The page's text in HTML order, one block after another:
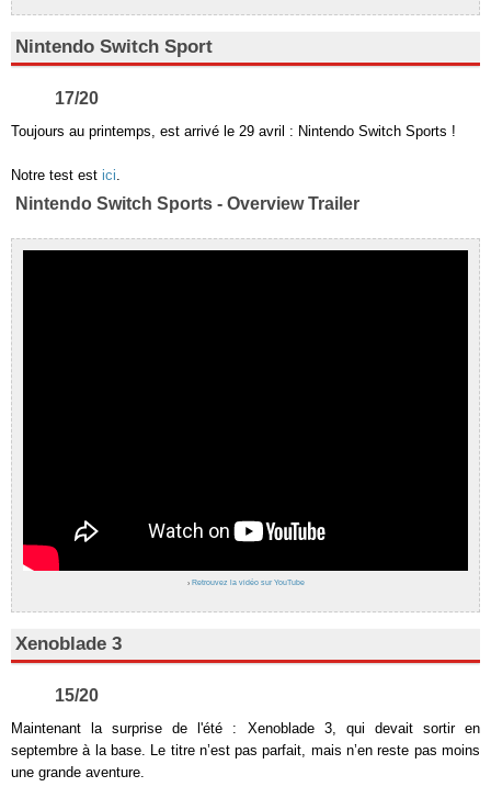
Nintendo Switch Sport
17/20
Toujours au printemps, est arrivé le 29 avril : Nintendo Switch Sports !
Notre test est ici.
Nintendo Switch Sports - Overview Trailer
› Retrouvez la vidéo sur YouTube
Xenoblade 3
15/20
Maintenant la surprise de l'été : Xenoblade 3, qui devait sortir en
septembre à la base. Le titre n’est pas parfait, mais n’en reste pas moins
une grande aventure.